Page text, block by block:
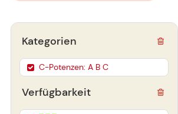
Verfügbarkeit
Kategorien
C-Potenzen: A B C